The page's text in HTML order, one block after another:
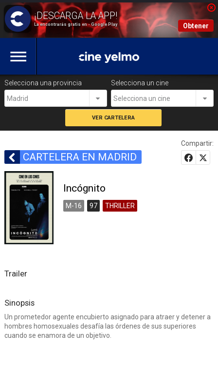
La encontrarás gratis en - Google Play Obtener
Selecciona una provincia
Madrid
Selecciona un cine
Selecciona un cine
CARTELERA EN MADRID
Compartir:
Incógnito
M-16 97 THRILLER
Trailer
Sinopsis
Un prometedor agente encubierto asignado para atraer y detener a
hombres homosexuales desafía las órdenes de sus superiores
cuando se enamora de un objetivo.